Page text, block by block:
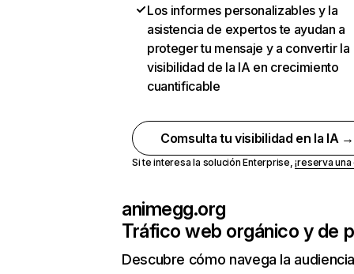
Los informes personalizables y la
asistencia de expertos te ayudan a
proteger tu mensaje y a convertir la
visibilidad de la IA en crecimiento
cuantificable
Comsulta tu visibilidad en la IA →
Si te interesa la solución Enterprise,¡reserva
animegg.org
Tráfico web orgánico y de
Descubre cómo navega la